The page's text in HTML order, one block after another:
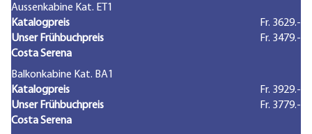
Aussenkabine Kat. ET1
Katalogpreis
Fr. 3629.-
Unser Frühbuchpreis
Fr. 3479.-
Costa Serena
Balkonkabine Kat. BA1
Katalogpreis
Fr. 3929.-
Unser Frühbuchpreis
Fr. 3779.-
Costa Serena